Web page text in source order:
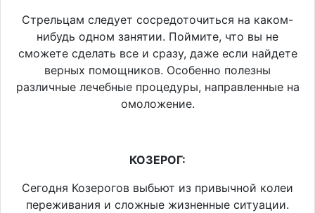
Стрельцам следует сосредоточиться на каком-
нибудь одном занятии. Поймите, что вы не
сможете сделать все и сразу, даже если найдете
верных помощников. Особенно полезны
различные лечебные процедуры, направленные на
омоложение.
КОЗЕРОГ:
Сегодня Козерогов выбьют из привычной колеи
переживания и сложные жизненные ситуации.